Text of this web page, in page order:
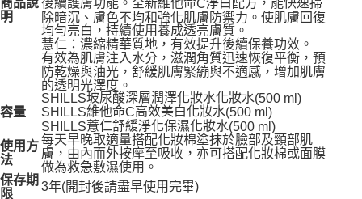
商品說
明
後續護膚功能。全新維他命C淨白配方，能快速掃
除暗沉、膚色不均和強化肌膚防禦力。使肌膚回復
均勻亮白，持續使用養成透亮膚質。
薏仁：濃縮精華質地，有效提升後續保養功效。
有效為肌膚注入水分，滋潤角質迅速恢復平衡，預
防乾燥與油光，舒緩肌膚緊繃與不適感，增加肌膚
的透明光澤度。
容量
SHILLS玻尿酸深層潤澤化妝水化妝水(500 ml)
SHILLS維他命C高效美白化妝水(500 ml)
SHILLS薏仁舒緩淨化保濕化妝水(500 ml)
使用方
法
每天早晚取適量搭配化妝棉塗抹於臉部及頸部肌
膚，由內而外按摩至吸收，亦可搭配化妝棉或面膜
做為救急敷濕使用。
保存期
限
3年(開封後請盡早使用完畢)